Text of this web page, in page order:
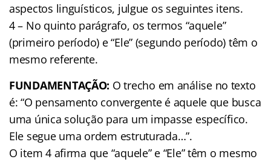
aspectos linguísticos, julgue os seguintes itens.
4 – No quinto parágrafo, os termos “aquele”
(primeiro período) e “Ele” (segundo período) têm o
mesmo referente.
FUNDAMENTAÇÃO: O trecho em análise no texto
é: “O pensamento convergente é aquele que busca
uma única solução para um impasse específico.
Ele segue uma ordem estruturada…”.
O item 4 afirma que “aquele” e “Ele” têm o mesmo